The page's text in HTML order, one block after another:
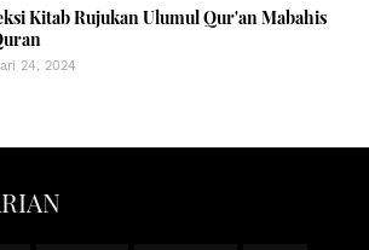
Kitab Rujukan Ulumul Qur'an Mabahis
24, 2024